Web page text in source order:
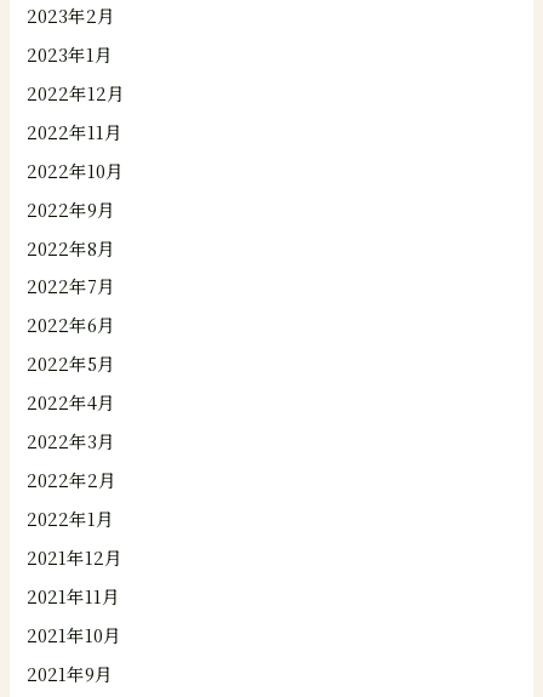
2023年2月
2023年1月
2022年12月
2022年11月
2022年10月
2022年9月
2022年8月
2022年7月
2022年6月
2022年5月
2022年4月
2022年3月
2022年2月
2022年1月
2021年12月
2021年11月
2021年10月
2021年9月